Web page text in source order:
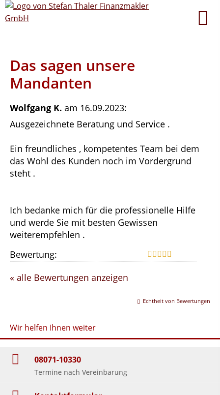
Das sagen unsere
Mandanten
Wolfgang K. am 16.09.2023:
Ausgezeichnete Beratung und Service .
Ein freundliches , kompetentes Team bei dem
das Wohl des Kunden noch im Vordergrund
steht .
Ich bedanke mich für die professionelle Hilfe
und werde Sie mit besten Gewissen
weiterempfehlen .
Bewertung:
« alle Bewertungen anzeigen
Echtheit von Bewertungen
Wir helfen Ihnen weiter
08071-10330
Termine nach Vereinbarung